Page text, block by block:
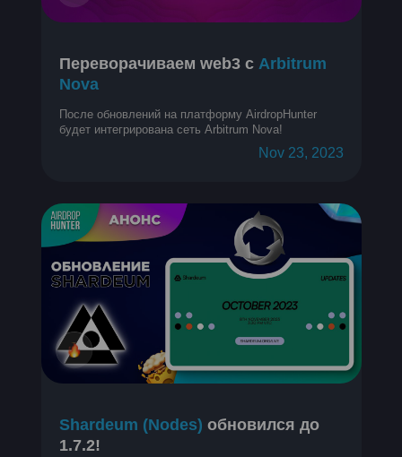
Переворачиваем web3 с Arbitrum
Nova
После обновлений на платформу AirdropHunter
будет интегрирована сеть Arbitrum Nova!
Nov 23, 2023
Shardeum (Nodes) обновился до
1.7.2!